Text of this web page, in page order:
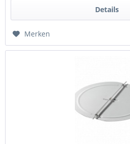
Details
Merken